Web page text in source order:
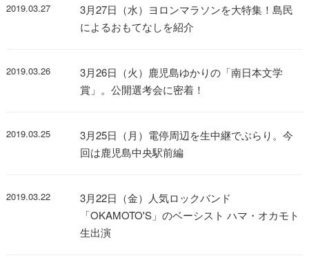
2019.03.27
3月27日（水）ヨロンマラソンを大特集！島民
によるおもてなしを紹介
2019.03.26
3月26日（火）鹿児島ゆかりの「南日本文学
賞」。公開選考会に密着！
2019.03.25
3月25日（月）電停周辺を生中継でぶらり。今
回は鹿児島中央駅前編
2019.03.22
3月22日（金）人気ロックバンド
「OKAMOTO'S」のベーシスト ハマ・オカモト
生出演